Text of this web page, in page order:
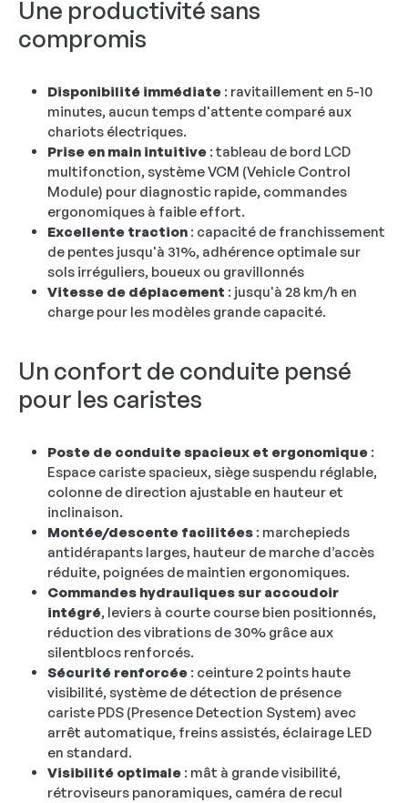
Une productivité sans
compromis
Disponibilité immédiate : ravitaillement en 5-10
minutes, aucun temps d'attente comparé aux
chariots électriques.
Prise en main intuitive : tableau de bord LCD
multifonction, système VCM (Vehicle Control
Module) pour diagnostic rapide, commandes
ergonomiques à faible effort.
Excellente traction : capacité de franchissement
de pentes jusqu'à 31%, adhérence optimale sur
sols irréguliers, boueux ou gravillonnés
Vitesse de déplacement : jusqu'à 28 km/h en
charge pour les modèles grande capacité.
Un confort de conduite pensé
pour les caristes
Poste de conduite spacieux et ergonomique :
Espace cariste spacieux, siège suspendu réglable,
colonne de direction ajustable en hauteur et
inclinaison.
Montée/descente facilitées : marchepieds
antidérapants larges, hauteur de marche d’accès
réduite, poignées de maintien ergonomiques.
Commandes hydrauliques sur accoudoir
intégré, leviers à courte course bien positionnés,
réduction des vibrations de 30% grâce aux
silentblocs renforcés.
Sécurité renforcée : ceinture 2 points haute
visibilité, système de détection de présence
cariste PDS (Presence Detection System) avec
arrêt automatique, freins assistés, éclairage LED
en standard.
Visibilité optimale : mât à grande visibilité,
rétroviseurs panoramiques, caméra de recul